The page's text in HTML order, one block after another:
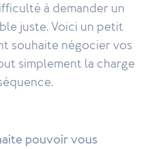
à demander un
juste. Voici un petit
souhaite négocier vos
simplement la charge
pouvoir vous